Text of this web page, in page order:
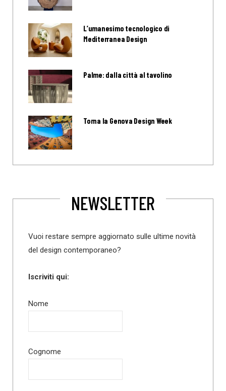
L’umanesimo tecnologico di
Mediterranea Design
Palme: dalla città al tavolino
Torna la Genova Design Week
NEWSLETTER
Vuoi restare sempre aggiornato sulle ultime novità
del design contemporaneo?
Iscriviti qui:
Nome
Cognome